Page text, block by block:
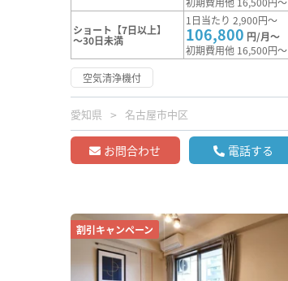
ショート【7日以上】
～30日未満
1日当たり 2,900円～
106,800 円/月～
初期費用他 16,500円～
空気清浄機付
愛知県 名古屋市中区
お問合わせ 電話する
割引キャンペーン